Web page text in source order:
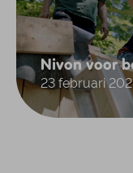
Nivon voor
23 februari